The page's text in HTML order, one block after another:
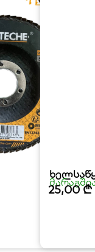
25,00₾